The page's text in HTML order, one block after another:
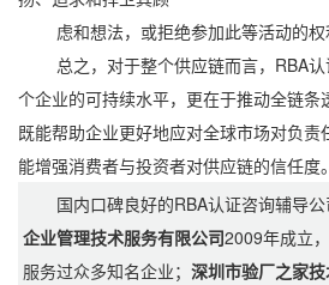
虑和想法，或拒绝参加此等活动的权
总之，对于整个供应链而言，RBA认
个企业的可持续水平，更在于推动全链条
既能帮助企业更好地应对全球市场对负
能增强消费者与投资者对供应链的信任度。
国内口碑良好的RBA认证咨询辅导
企业管理技术服务有限公司2009年成立
服务过众多知名企业；深圳市验厂之家